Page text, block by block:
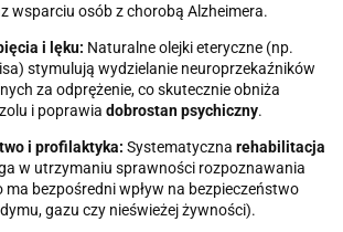
wsparciu osób z chorobą Alzheimera.
i lęku: Naturalne olejki eteryczne (np.
stymulują wydzielanie neuroprzekaźników
za odprężenie, co skutecznie obniża
i poprawia dobrostan psychiczny.
i profilaktyka: Systematyczna rehabilitacja
w utrzymaniu sprawności rozpoznawania
ma bezpośredni wpływ na bezpieczeństwo
gazu czy nieświeżej żywności).